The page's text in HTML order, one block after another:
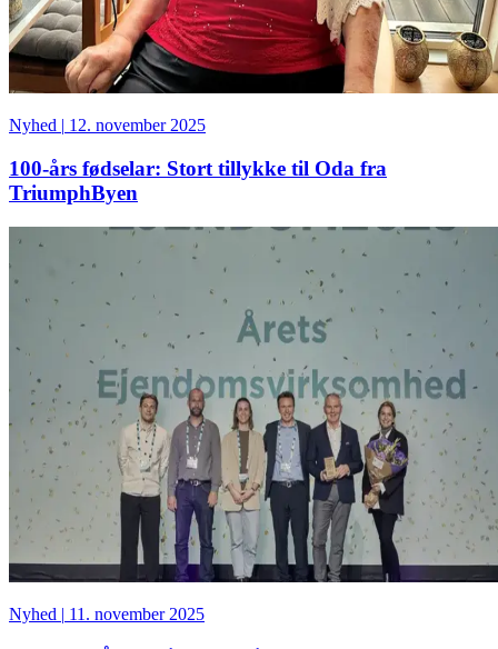
Nyhed | 12. november 2025
100-års fødselar: Stort tillykke til Oda fra
TriumphByen
Nyhed | 11. november 2025